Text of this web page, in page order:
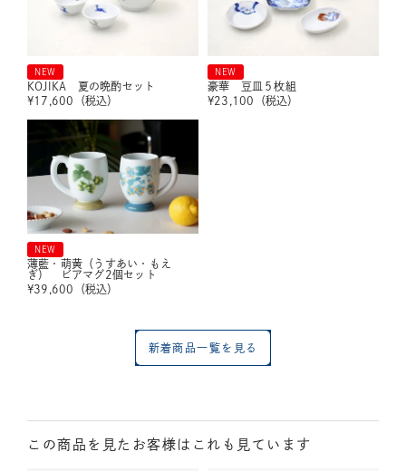
NEW
KOJIKA 夏の晩酌セット
¥17,600 （税込）
NEW
豪華 豆皿５枚組
¥23,100 （税込）
NEW
薄藍・萌黄（うすあい・もえ
ぎ） ビアマグ2個セット
¥39,600 （税込）
新着商品一覧を見る
この商品を見たお客様はこれも見ています